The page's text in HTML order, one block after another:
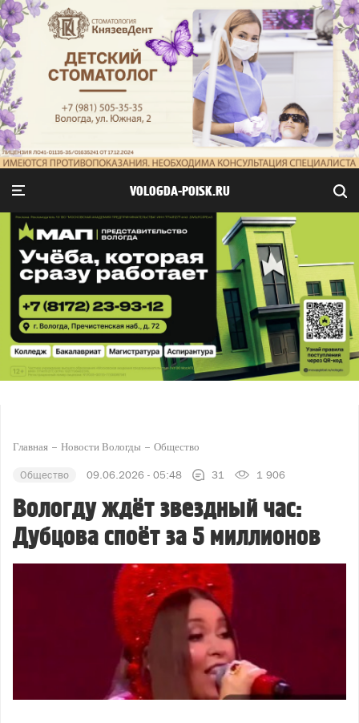
VOLOGDA-POISK.RU
Главная Новости Вологды Общество
Общество 09.06.2026 - 05:48 31 1 906
Вологду ждёт звездный час:
Дубцова споёт за 5 миллионов